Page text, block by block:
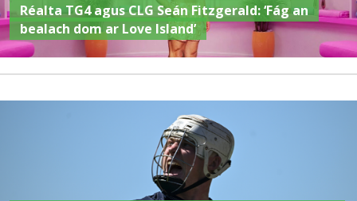
Réalta TG4 agus CLG Seán Fitzgerald: ‘Fág an
bealach dom ar Love Island’